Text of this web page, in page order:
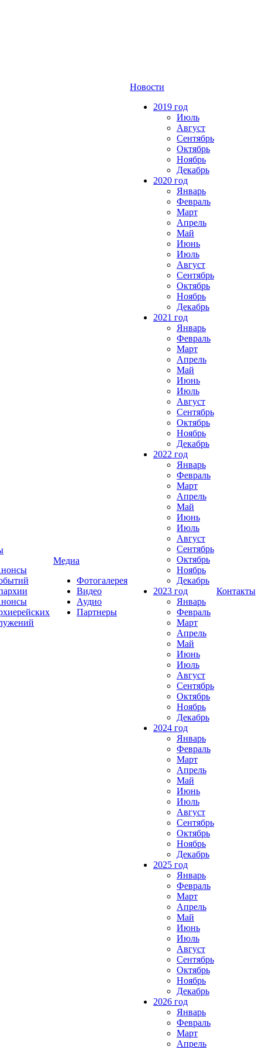
Медиа
Фотогалерея
Видео
Аудио
Партнеры
Новости
2019 год
Июль
Август
Сентябрь
Октябрь
Ноябрь
Декабрь
2020 год
Январь
Февраль
Март
Апрель
Май
Июнь
Июль
Август
Сентябрь
Октябрь
Ноябрь
Декабрь
2021 год
Январь
Февраль
Март
Апрель
Май
Июнь
Июль
Август
Сентябрь
Октябрь
Ноябрь
Декабрь
2022 год
Январь
Февраль
Март
Апрель
Май
Июнь
Июль
Август
Сентябрь
Октябрь
Ноябрь
Декабрь
2023 год
Январь
Февраль
Март
Апрель
Май
Июнь
Июль
Август
Сентябрь
Октябрь
Ноябрь
Декабрь
2024 год
Январь
Февраль
Март
Апрель
Май
Июнь
Июль
Август
Сентябрь
Октябрь
Ноябрь
Декабрь
2025 год
Январь
Февраль
Март
Апрель
Май
Июнь
Июль
Август
Сентябрь
Октябрь
Ноябрь
Декабрь
2026 год
Январь
Февраль
Март
Апрель
Контакты